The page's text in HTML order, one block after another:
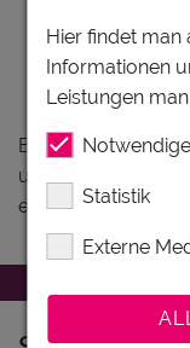
Zusatzbett: €
Hund/Tag: €
Typ E sind
Besuchen Sie
unserer Webseite
einen günstigen
Hier findet man
Informationen
Leistungen
Statistik
Externe